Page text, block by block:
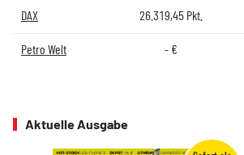
DAX 26.319,45Pkt.
Petro Welt -€
Aktuelle Ausgabe